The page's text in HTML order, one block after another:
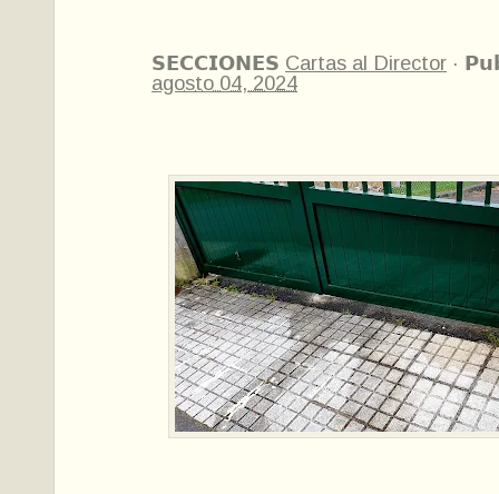
𝗦𝗘𝗖𝗖𝗜𝗢𝗡𝗘𝗦 Cartas al Director ·
agosto 04, 2024